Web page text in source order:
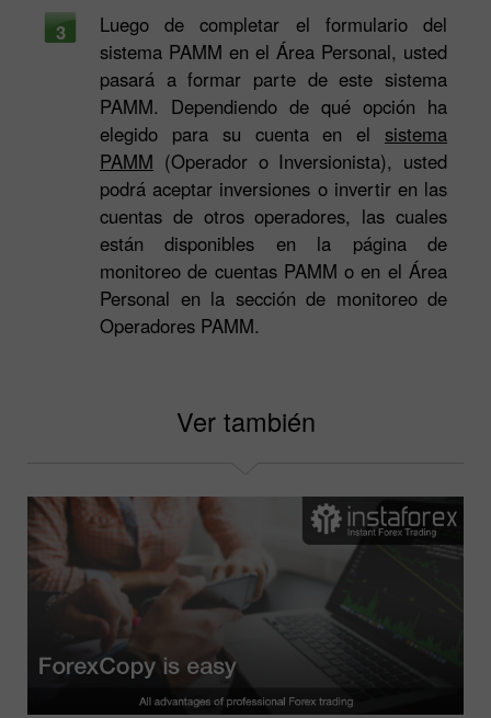
3
Luego de completar el formulario del
sistema PAMM en el Área Personal, usted
pasará a formar parte de este sistema
PAMM. Dependiendo de qué opción ha
elegido para su cuenta en el sistema
PAMM (Operador o Inversionista), usted
podrá aceptar inversiones o invertir en las
cuentas de otros operadores, las cuales
están disponibles en la página de
monitoreo de cuentas PAMM o en el Área
Personal en la sección de monitoreo de
Operadores PAMM.
Ver también